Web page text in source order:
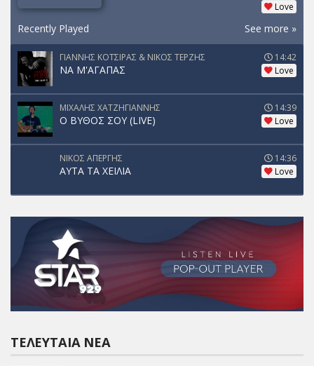
Love
Recently Played See more »
ΓΙΑΝΝΗΣ ΚΟΤΣΙΡΑΣ & ΝΙΚΟΣ ΤΕΡΖΗΣ
ΝΑ Μ'ΑΓΑΠΑΣ
14:42
Love
ΜΙΧΑΛΗΣ ΧΑΤΖΗΓΙΑΝΝΗΣ
Ο ΒΥΘΟΣ ΣΟΥ (LIVE)
14:39
Love
ΝΙΚΟΣ ΑΠΕΡΓΗΣ
ΑΥΤΑ ΤΑ ΧΕΙΛΙΑ
14:36
Love
ΤΕΛΕΥΤΑΊΑ ΝΈΑ